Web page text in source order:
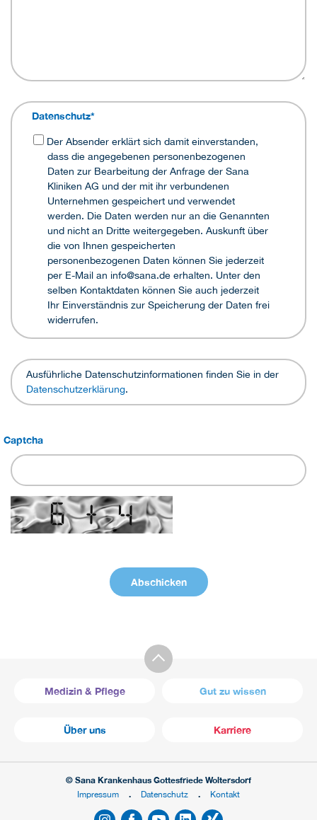
Datenschutz*
dass die angegebenen personenbezogenen
Daten zur Bearbeitung der Anfrage der Sana
Kliniken AG und der mit ihr verbundenen
Unternehmen gespeichert und verwendet
werden. Die Daten werden nur an die Genannten
und nicht an Dritte weitergegeben. Auskunft über
die von Ihnen gespeicherten
personenbezogenen Daten können Sie jederzeit
per E-Mail an info@sana.de erhalten. Unter den
selben Kontaktdaten können Sie auch jederzeit
Ihr Einverständnis zur Speicherung der Daten frei
widerrufen.
Ausführliche Datenschutzinformationen finden Sie in der
Datenschutzerklärung.
Captcha
Medizin & Pflege Gut zu wissen
Über uns Karriere
© Sana Krankenhaus Gottesfriede Woltersdorf
Impressum
Datenschutz Kontakt